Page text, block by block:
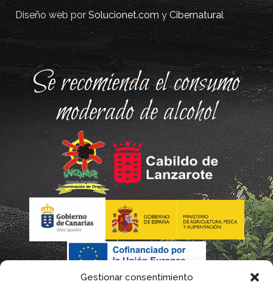
Gestionar consentimiento
Diseño web porSolucionet.comyCibernatural
Se recomienda el consumo
moderado de alcohol